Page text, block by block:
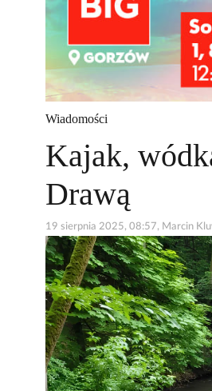
Wiadomości
Kajak,
Drawą
19 sierpnia 2025, 08:57, Marcin